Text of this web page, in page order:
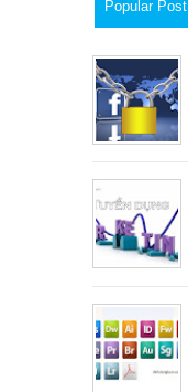
Popular Post